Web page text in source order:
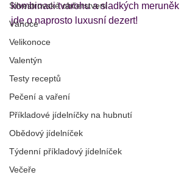
Silvestrovské občerstvení
Vánoce
Velikonoce
Valentýn
Testy receptů
Pečení a vaření
Příkladové jídelníčky na hubnutí
Obědový jídelníček
Týdenní příkladový jídelníček
Večeře
kombinaci tvarohu a sladkých meruněk
jde o naprosto luxusní dezert!